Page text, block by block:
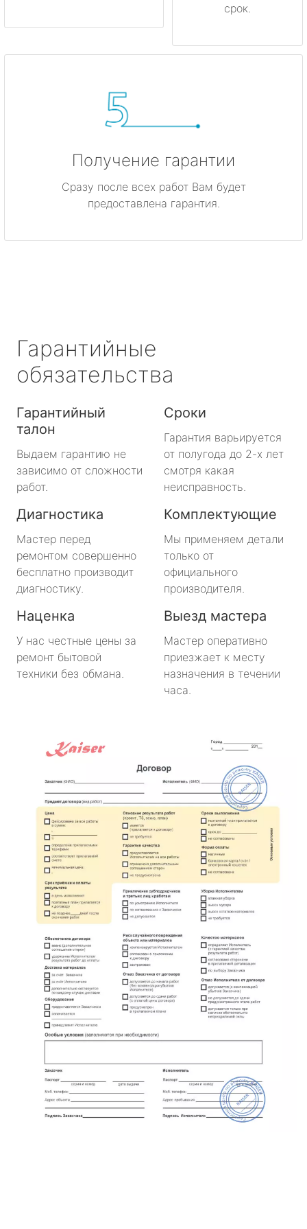
срок.
Получение гарантии
Сразу после всех работ Вам будет
предоставлена гарантия.
Гарантийные
обязательства
Гарантийный
талон
Выдаем гарантию не
зависимо от сложности
работ.
Сроки
Гарантия варьируется
от полугода до 2-х лет
смотря какая
неисправность.
Диагностика
Мастер перед
ремонтом совершенно
бесплатно производит
диагностику.
Комплектующие
Мы применяем детали
только от
официального
производителя.
Наценка
У нас честные цены за
ремонт бытовой
техники без обмана.
Выезд мастера
Мастер оперативно
приезжает к месту
назначения в течении
часа.